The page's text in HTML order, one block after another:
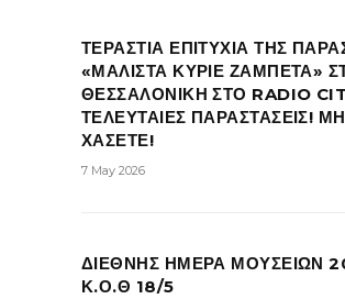
ΤΕΡΑΣΤΙΑ ΕΠΙΤΥΧΙΑ ΤΗΣ
«ΜΑΛΙΣΤΑ ΚΥΡΙΕ ΖΑΜΠΕΤΑ»
ΘΕΣΣΑΛΟΝΙΚΗ ΣΤΟ RADIO
ΤΕΛΕΥΤΑΙΕΣ ΠΑΡΑΣΤΑΣΕΙΣ!
ΧΑΣΕΤΕ!
7 May 2026
ΔΙΕΘΝΗΣ ΗΜΕΡΑ ΜΟΥΣΕΙΩΝ
Κ.Ο.Θ 18/5